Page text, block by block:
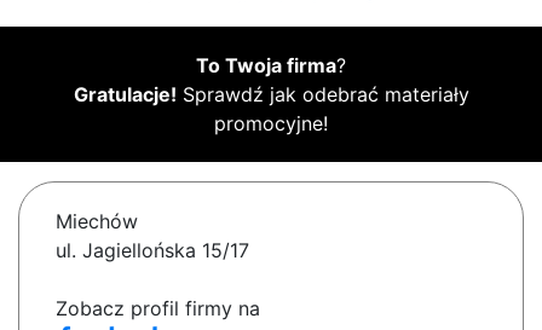
To Twoja firma?
Gratulacje! Sprawdź jak odebrać materiały
promocyjne!
Miechów
ul. Jagiellońska 15/17
Zobacz profil firmy na